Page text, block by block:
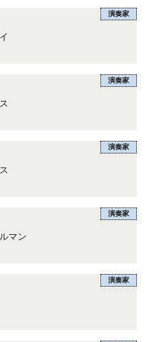
演奏家
演奏家
演奏家
演奏家
マン
演奏家